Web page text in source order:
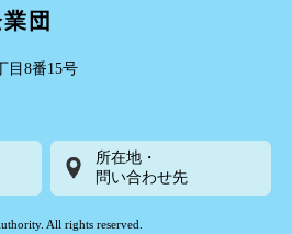
団
目8番15号
所在地・
問い合わせ先
All rights reserved.